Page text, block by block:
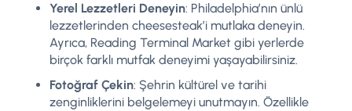
Yerel Lezzetleri Deneyin: Philadelphia’nın ünlü
lezzetlerinden cheesesteak’i mutlaka deneyin.
Ayrıca, Reading Terminal Market gibi yerlerde
birçok farklı mutfak deneyimi yaşayabilirsiniz.
Fotoğraf Çekin: Şehrin kültürel ve tarihi
zenginliklerini belgelemeyi unutmayın. Özellikle